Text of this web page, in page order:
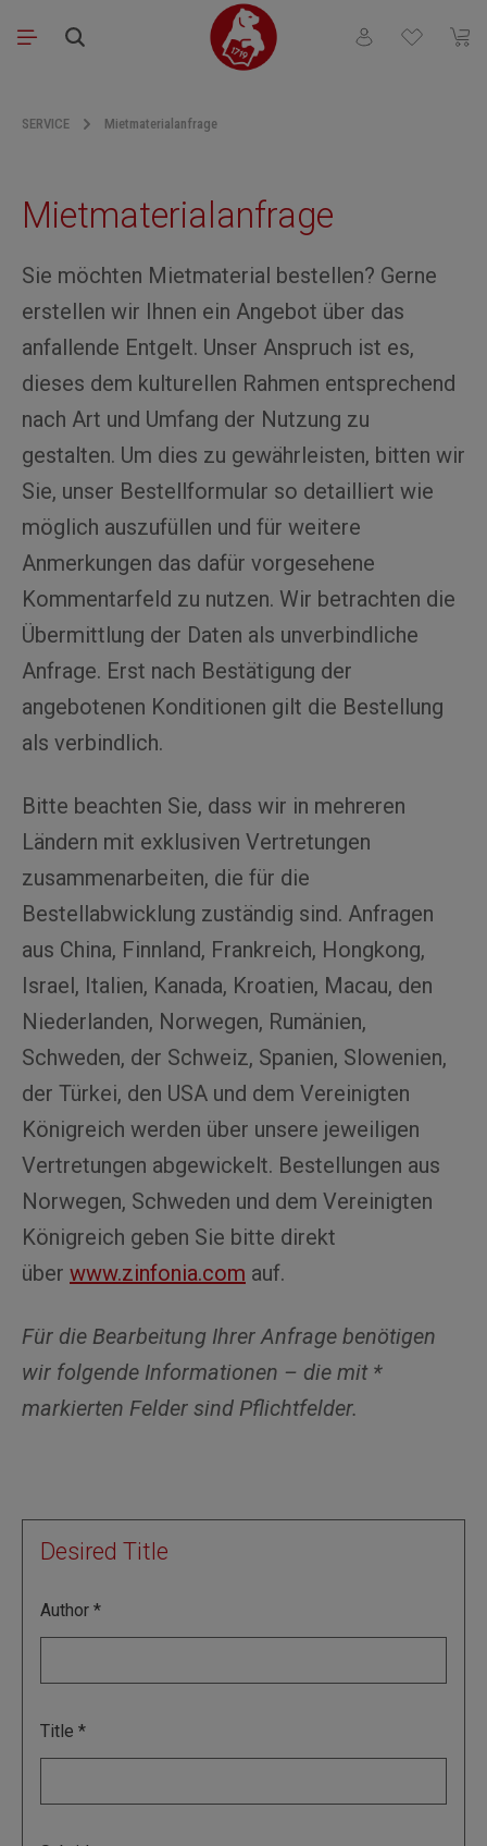
Skip to main content
You have 0
SERVICE Mietmaterialanfrage
Mietmaterialanfrage
Sie möchten Mietmaterial bestellen? Gerne
erstellen wir Ihnen ein Angebot über das
anfallende Entgelt. Unser Anspruch ist es,
dieses dem kulturellen Rahmen entsprechend
nach Art und Umfang der Nutzung zu
gestalten. Um dies zu gewährleisten, bitten wir
Sie, unser Bestellformular so detailliert wie
möglich auszufüllen und für weitere
Anmerkungen das dafür vorgesehene
Kommentarfeld zu nutzen. Wir betrachten die
Übermittlung der Daten als unverbindliche
Anfrage. Erst nach Bestätigung der
angebotenen Konditionen gilt die Bestellung
als verbindlich.
Bitte beachten Sie, dass wir in mehreren
Ländern mit exklusiven Vertretungen
zusammenarbeiten, die für die
Bestellabwicklung zuständig sind. Anfragen
aus China, Finnland, Frankreich, Hongkong,
Israel, Italien, Kanada, Kroatien, Macau, den
Niederlanden, Norwegen, Rumänien,
Schweden, der Schweiz, Spanien, Slowenien,
der Türkei, den USA und dem Vereinigten
Königreich werden über unsere jeweiligen
Vertretungen abgewickelt. Bestellungen aus
Norwegen, Schweden und dem Vereinigten
Königreich geben Sie bitte direkt
über www.zinfonia.com auf.
Für die Bearbeitung Ihrer Anfrage benötigen
wir folgende Informationen – die mit *
markierten Felder sind Pflichtfelder.
Desired Title
Author
Title